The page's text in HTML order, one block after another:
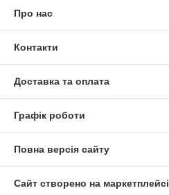
Про нас
Контакти
Доставка та оплата
Графік роботи
Повна версія сайту
Сайт створено на маркетплейсі